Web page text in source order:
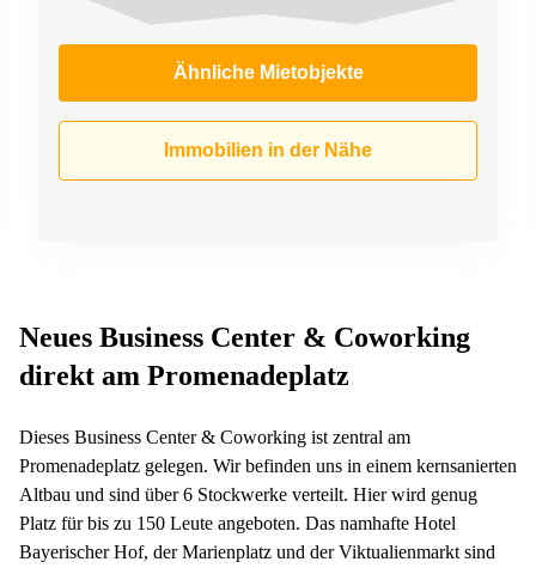
Ähnliche Mietobjekte
Immobilien in der Nähe
Neues Business Center & Coworking
direkt am Promenadeplatz
Dieses Business Center & Coworking ist zentral am
Promenadeplatz gelegen. Wir befinden uns in einem kernsanierten
Altbau und sind über 6 Stockwerke verteilt. Hier wird genug
Platz für bis zu 150 Leute angeboten. Das namhafte Hotel
Bayerischer Hof, der Marienplatz und der Viktualienmarkt sind